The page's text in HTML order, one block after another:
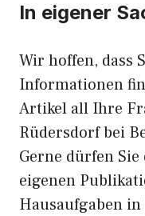
In eigener
Wir hoffen, dass
Informationen
Artikel all Ihre
Rüdersdorf bei
Gerne dürfen
eigenen
Hausaufgaben